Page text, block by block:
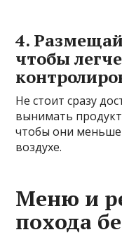
4.
чтобы
Не стоит сразу
вынимать
чтобы они
воздухе.
Меню и
похода